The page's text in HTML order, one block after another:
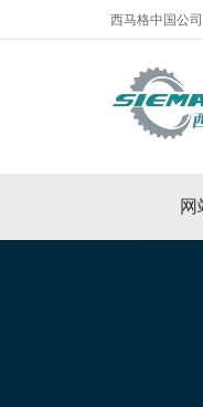
西马格中国公
网